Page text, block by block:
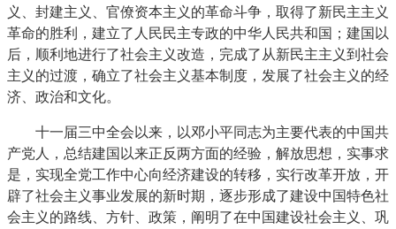
义、封建主义、官僚资本主义的革命斗争，取得了新民主主义
革命的胜利，建立了人民民主专政的中华人民共和国；建国以
后，顺利地进行了社会主义改造，完成了从新民主主义到社会
主义的过渡，确立了社会主义基本制度，发展了社会主义的经
济、政治和文化。
十一届三中全会以来，以邓小平同志为主要代表的中国共
产党人，总结建国以来正反两方面的经验，解放思想，实事求
是，实现全党工作中心向经济建设的转移，实行改革开放，开
辟了社会主义事业发展的新时期，逐步形成了建设中国特色社
会主义的路线、方针、政策，阐明了在中国建设社会主义、巩